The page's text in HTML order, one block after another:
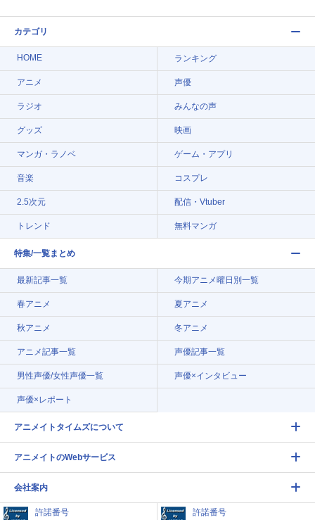
カテゴリ
HOME ランキング
アニメ 声優
ラジオ みんなの声
グッズ 映画
マンガ・ラノベ ゲーム・アプリ
音楽 コスプレ
2.5次元 配信・Vtuber
トレンド 無料マンガ
特集/一覧まとめ
最新記事一覧 今期アニメ曜日別一覧
春アニメ 夏アニメ
秋アニメ 冬アニメ
アニメ記事一覧 声優記事一覧
男性声優/女性声優一覧 声優×インタビュー
声優×レポート
アニメイトタイムズについて
アニメイトのWebサービス
会社案内
許諾番号
許諾番号